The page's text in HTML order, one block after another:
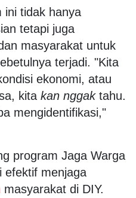
ini tidak hanya
tetapi juga
masyarakat untuk
terjadi. "Kita
ekonomi, atau
kita kan nggaktahu.
mengidentifikasi,"
program Jaga Warga
efektif menjaga
masyarakat di DIY.